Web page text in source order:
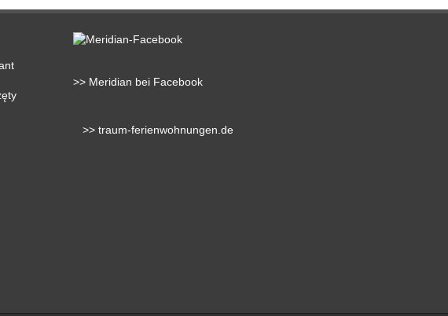
>> Meridian bei Facebook
>> traum-ferienwohnungen.de